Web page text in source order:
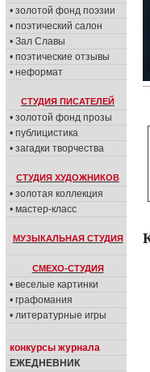
• золотой фонд поэзии
• поэтический салон
• Зал Славы
• поэтические отзывы
• неформат
СТУДИЯ ПИСАТЕЛЕЙ
• золотой фонд прозы
• публицистика
• загадки творчества
СТУДИЯ ХУДОЖНИКОВ
• золотая коллекция
• мастер-класс
МУЗЫКАЛЬНАЯ СТУДИЯ
СМЕХО-СТУДИЯ
• веселые картинки
• графомания
• литературные игры
конкурсы журнала
ЕЖЕДНЕВНИК